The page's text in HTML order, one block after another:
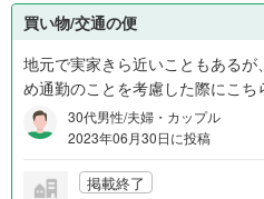
買い物/交通の便
地元で実家きら近いこともある
め通勤のことを考慮した際にこち
30代男性/夫婦・カップル
2023年06月30日に投稿
掲載終了